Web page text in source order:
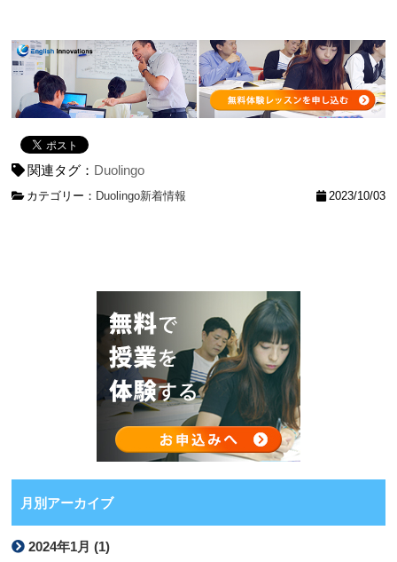
関連タグ： Duolingo
カテゴリー： Duolingo新着情報 2023/10/03
月別アーカイブ
2024年1月 (1)